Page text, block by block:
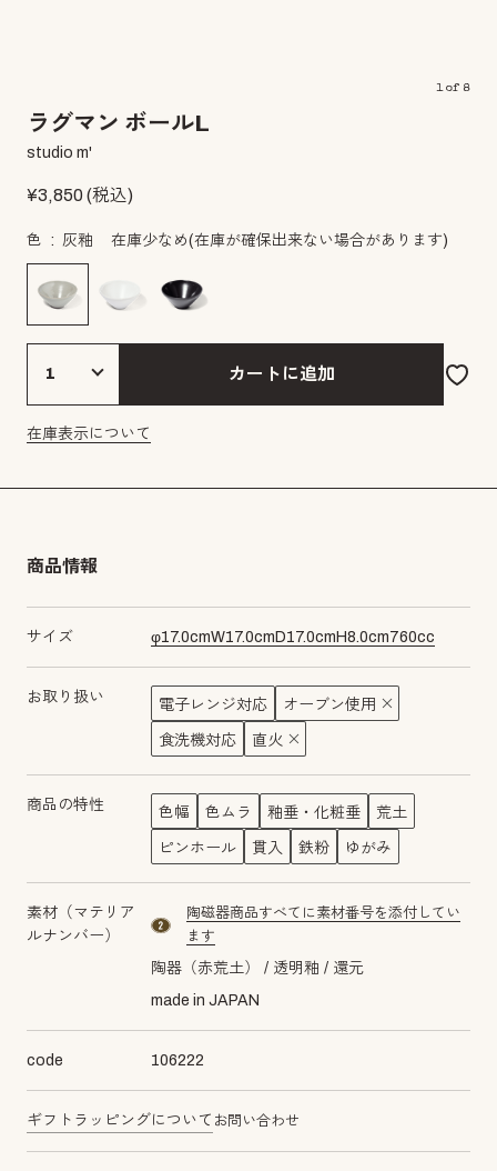
1of 8
ラグマン ボールL
studio m'
¥3,850(税込)
色 灰釉 在庫少なめ(在庫が確保出来ない場合があります)
カートに追加
在庫表示について
商品情報
サイズ φ17.0cmW17.0cm D17.0cm H8.0cm760cc
お取り扱い 電子レンジ対応 オーブン使用
食洗機対応 直火
商品の特性 色幅 色ムラ 釉垂・化粧垂 荒土
ピンホール 貫入 鉄粉 ゆがみ
素材（マテリア
ルナンバー）
material number2
陶磁器商品すべてに素材番号を添付してい
ます
陶器（赤荒土） 透明釉
還元
made in JAPAN
code 106222
ギフトラッピングについて お問い合わせ